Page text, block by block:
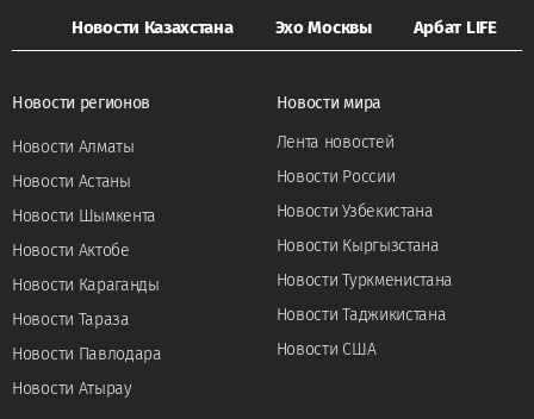
Новости Казахстана Эхо Москвы Арбат LIFE
Новости регионов
Новости Алматы
Новости Астаны
Новости Шымкента
Новости Актобе
Новости Караганды
Новости Тараза
Новости Павлодара
Новости Атырау
Новости мира
Лента новостей
Новости России
Новости Узбекистана
Новости Кыргызстана
Новости Туркменистана
Новости Таджикистана
Новости США